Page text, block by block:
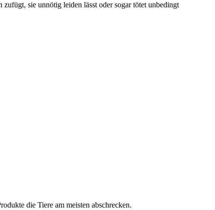
zufügt, sie unnötig leiden lässt oder sogar tötet unbedingt
die Tiere am meisten abschrecken.